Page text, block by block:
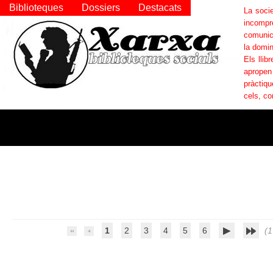
1 2 3 4 5 6
La
la
Els
cels,
Biblioteques Dossiers Destacats